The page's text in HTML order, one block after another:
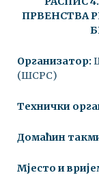
ПРВЕНСТВА
Организатор:
(ШСРС)
Технички
Домаћин
Мјесто и